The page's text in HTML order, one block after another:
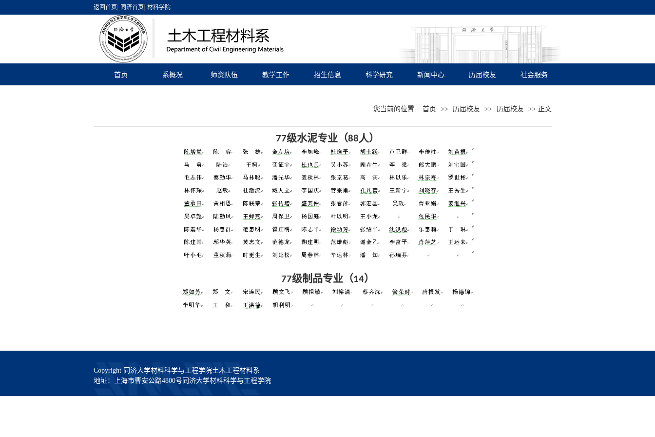
返回首页 同济首页 材料学院
首页 系概况 师资队伍 教学工作 招生信息 科学研究 新闻中心 历届校友 社会服务
您当前的位置 : 首页 >> 历届校友 >> 历届校友 >> 正文
77级水泥专业（88人）
77级制品专业（14）
Copyright 同济大学材料科学与工程学院土木工程材料系
地址：上海市曹安公路4800号同济大学材料科学与工程学院